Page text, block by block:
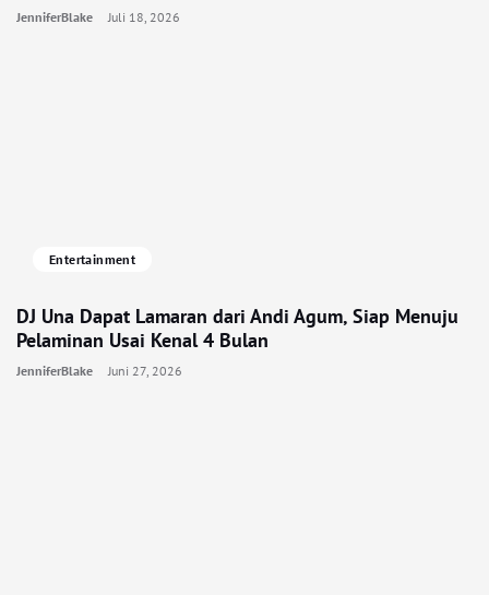
JenniferBlake Juli 18, 2026
Entertainment
DJ Una Dapat Lamaran dari Andi Agum, Siap Menuju
Pelaminan Usai Kenal 4 Bulan
JenniferBlake Juni 27, 2026